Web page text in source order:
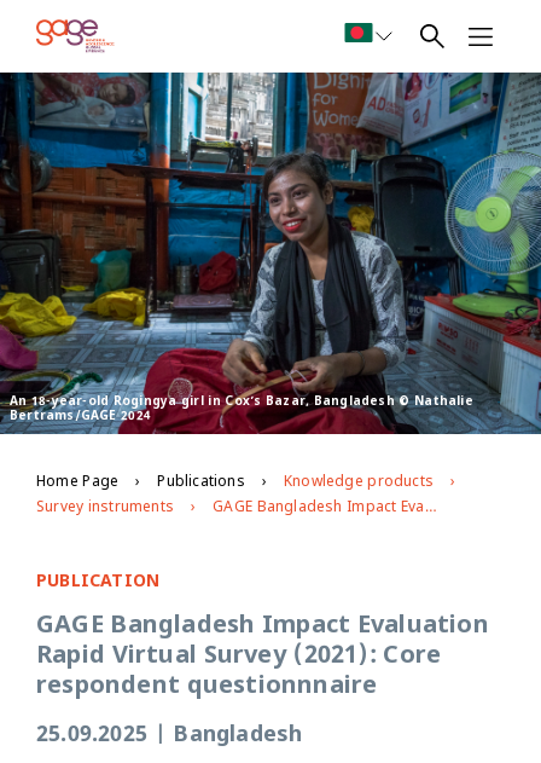
An 18-year-old Rogingya girl in Cox’s Bazar, Bangladesh © Nathalie
Bertrams/GAGE 2024
Home Page Publications
Knowledge products
Survey instruments
GAGE Bangladesh Impact Evaluation Rapid Virtual Survey (2021): Core respondent questionnnaire
PUBLICATION
GAGE Bangladesh Impact Evaluation
Rapid Virtual Survey (2021): Core
respondent questionnnaire
25.09.2025 Bangladesh